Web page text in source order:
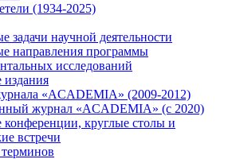
(1934-2025)
задачи научной деятельности
направления программы
исследований
«ACADEMIA» (2009-2012)
журнал «ACADEMIA» (с 2020)
круглые столы и
встречи